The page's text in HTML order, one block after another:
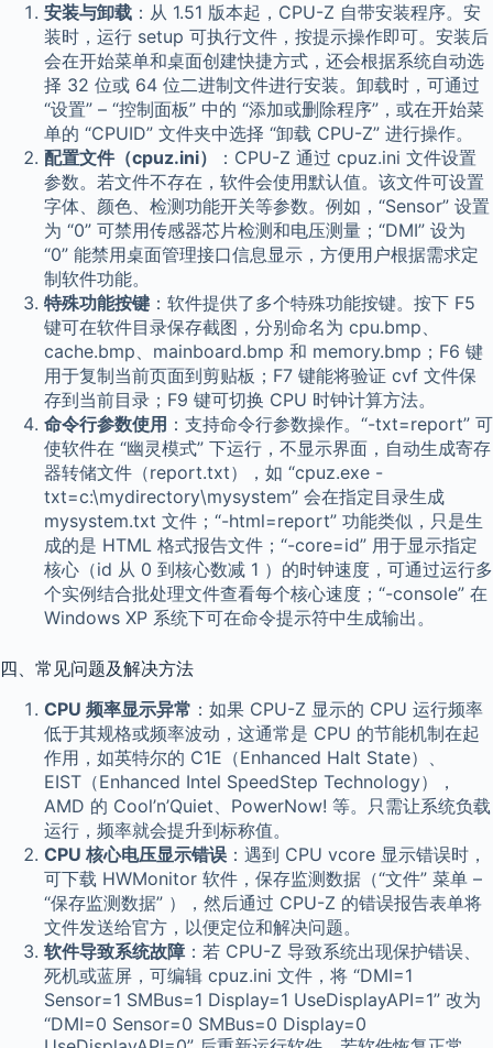
安装与卸载 ：从 1.51 版本起，CPU-Z 自带安装程序。安
装时，运行 setup 可执行文件，按提示操作即可。安装后
会在开始菜单和桌面创建快捷方式，还会根据系统自动选
择 32 位或 64 位二进制文件进行安装。卸载时，可通过
“设置” – “控制面板” 中的 “添加或删除程序”，或在开始菜
单的 “CPUID” 文件夹中选择 “卸载 CPU-Z” 进行操作。
配置文件（cpuz.ini）
：CPU-Z 通过 cpuz.ini 文件设置
参数。若文件不存在，软件会使用默认值。该文件可设置
字体、颜色、检测功能开关等参数。例如，“Sensor” 设置
为 “0” 可禁用传感器芯片检测和电压测量；“DMI” 设为
“0” 能禁用桌面管理接口信息显示，方便用户根据需求定
制软件功能。
特殊功能按键 ：软件提供了多个特殊功能按键。按下 F5
键可在软件目录保存截图，分别命名为 cpu.bmp、
cache.bmp、mainboard.bmp 和 memory.bmp；F6 键
用于复制当前页面到剪贴板；F7 键能将验证 cvf 文件保
存到当前目录；F9 键可切换 CPU 时钟计算方法。
命令行参数使用 ：支持命令行参数操作。“-txt=report” 可
使软件在 “幽灵模式” 下运行，不显示界面，自动生成寄存
器转储文件（report.txt），如 “cpuz.exe -
txt=c:\mydirectory\mysystem” 会在指定目录生成
mysystem.txt 文件；“-html=report” 功能类似，只是生
成的是 HTML 格式报告文件；“-core=id” 用于显示指定
核心（id 从 0 到核心数减 1 ）的时钟速度，可通过运行多
个实例结合批处理文件查看每个核心速度；“-console” 在
Windows XP 系统下可在命令提示符中生成输出。
四、常见问题及解决方法
CPU 频率显示异常 ：如果 CPU-Z 显示的 CPU 运行频率
低于其规格或频率波动，这通常是 CPU 的节能机制在起
作用，如英特尔的 C1E（Enhanced Halt State）、
EIST（Enhanced Intel SpeedStep Technology），
AMD 的 Cool’n’Quiet、PowerNow! 等。只需让系统负载
运行，频率就会提升到标称值。
CPU 核心电压显示错误 ：遇到 CPU vcore 显示错误时，
可下载 HWMonitor 软件，保存监测数据（“文件” 菜单 –
“保存监测数据” ），然后通过 CPU-Z 的错误报告表单将
文件发送给官方，以便定位和解决问题。
软件导致系统故障 ：若 CPU-Z 导致系统出现保护错误、
死机或蓝屏，可编辑 cpuz.ini 文件，将 “DMI=1
Sensor=1 SMBus=1 Display=1 UseDisplayAPI=1” 改为
“DMI=0 Sensor=0 SMBus=0 Display=0